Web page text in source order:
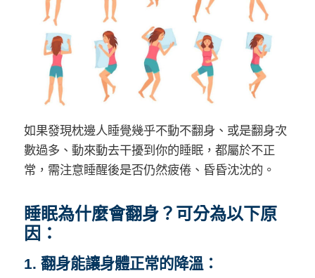
如果發現枕邊人睡覺幾乎不動不翻身、或是翻身次
數過多、動來動去干擾到你的睡眠，都屬於不正
常，需注意睡醒後是否仍然疲倦、昏昏沈沈的。
睡眠為什麼會翻身？可分為以下原
因：
1. 翻身能讓身體正常的降溫：